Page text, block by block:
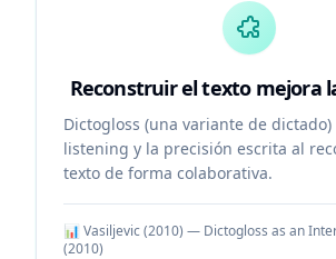
Reconstruir el texto mejora
Dictogloss (una variante de
listening y la precisión escrita al
texto de forma colaborativa.
📊 Vasiljevic (2010) — Dictogloss as an
(2010)